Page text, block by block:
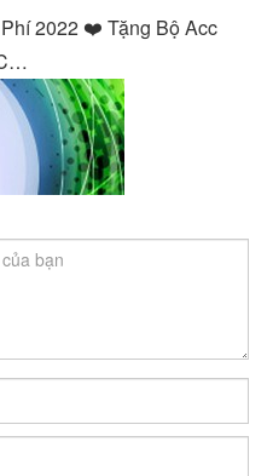
2022 ❤️️ Tặng Bộ Acc
Nổi Bật? Cách
5dmax và cách
miễn phí